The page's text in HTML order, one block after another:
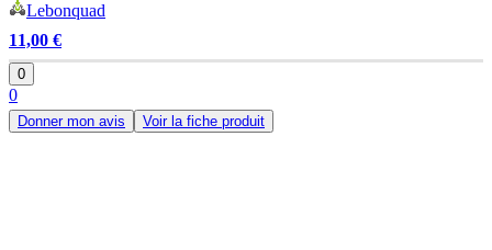
Lebonquad
11,00 €
0
0
Donner mon avis Voir la fiche produit